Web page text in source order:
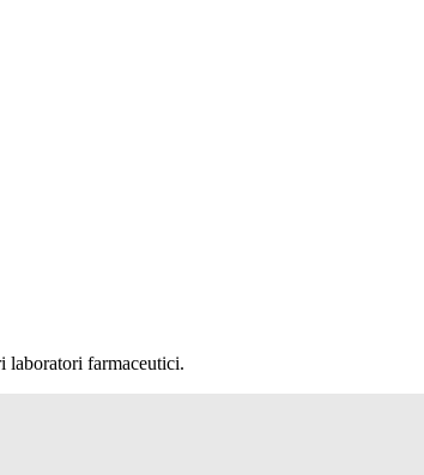
laboratori farmaceutici.